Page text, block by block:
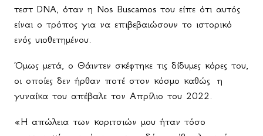
τεστ DNA, όταν η Nos Buscamos του είπε ότι αυτός
είναι ο τρόπος για να επιβεβαιώσουν το ιστορικό
ενός υιοθετημένου.
Όμως μετά, ο Θάιντεν σκέφτηκε τις δίδυμες κόρες του,
οι οποίες δεν ήρθαν ποτέ στον κόσμο καθώς η
γυναίκα του απέβαλε τον Απρίλιο του 2022.
«Η απώλεια των κοριτσιών μου ήταν τόσο